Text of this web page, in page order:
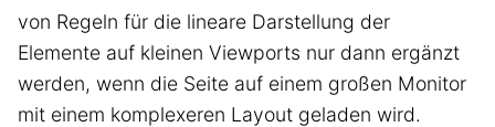
von Regeln für die lineare Darstellung der
Elemente auf kleinen Viewports nur dann ergänzt
werden, wenn die Seite auf einem großen Monitor
mit einem komplexeren Layout geladen wird.